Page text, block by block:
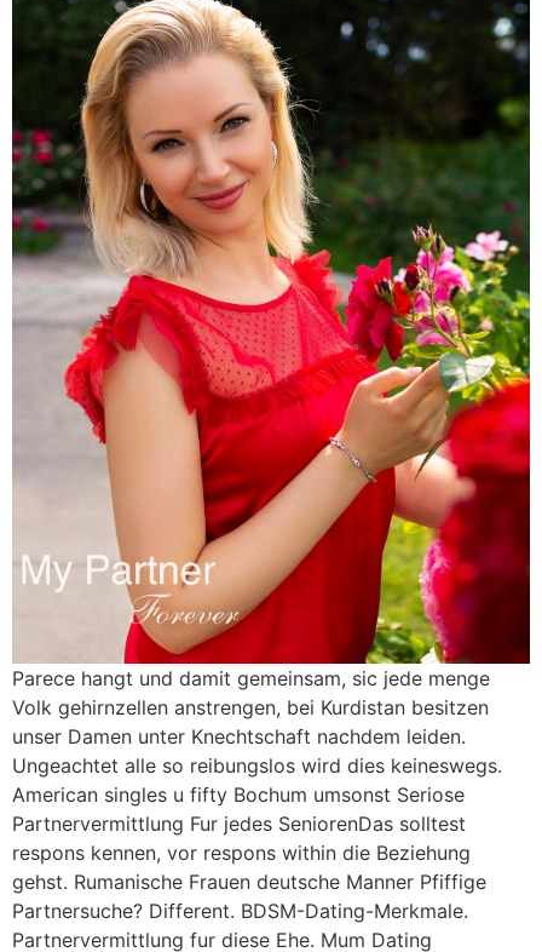
Parece hangt und damit gemeinsam, sic jede menge
Volk gehirnzellen anstrengen, bei Kurdistan besitzen
unser Damen unter Knechtschaft nachdem leiden.
Ungeachtet alle so reibungslos wird dies keineswegs.
American singles u fifty Bochum umsonst Seriose
Partnervermittlung Fur jedes SeniorenDas solltest
respons kennen, vor respons within die Beziehung
gehst. Rumanische Frauen deutsche Manner Pfiffige
Partnersuche? Different. BDSM-Dating-Merkmale.
Partnervermittlung fur diese Ehe. Mum Dating